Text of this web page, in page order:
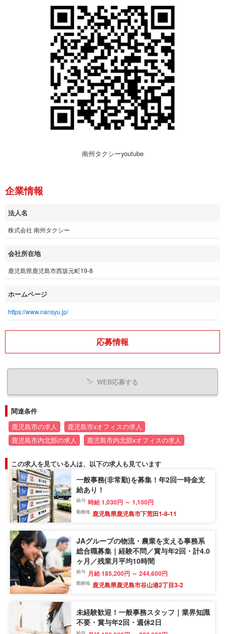
南州タクシーyoutube
企業情報
法人名
株式会社 南州タクシー
会社所在地
鹿児島県鹿児島市西坂元町19-8
ホームページ
https://www.nansyu.jp/
応募情報
WEB応募する
関連条件
鹿児島市の求人
鹿児島市xオフィスの求人
鹿児島市内北部の求人
鹿児島市内北部xオフィスの求人
この求人を見ている人は、以下の求人も見ています
一般事務(非常勤)を募集！年2回一時金支
給あり！
給与 時給 1,030円 ～ 1,100円
勤務地 鹿児島県鹿児島市下荒田1-8-11
JAグループの物流・農業を支える事務系
総合職募集｜経験不問／賞与年2回・計4.0
ヶ月／残業月平均10時間
給与 月給 185,200円 ～ 244,600円
勤務地 鹿児島県鹿児島市谷山港2丁目3-2
未経験歓迎！一般事務スタッフ｜業界知識
不要・賞与年2回・週休2日
給与